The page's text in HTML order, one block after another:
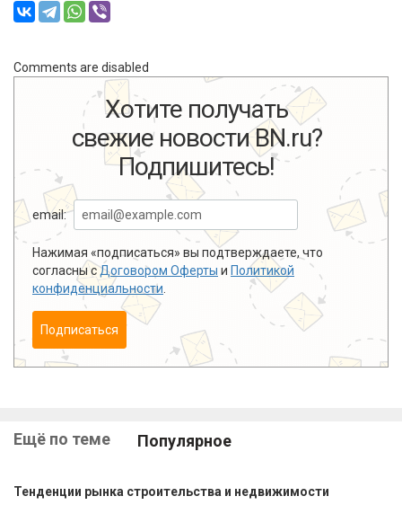
Comments are disabled
Хотите получать
свежие новости BN.ru?
Подпишитесь!
email:
Нажимая «подписаться» вы подтверждаете, что
согласны сДоговором Оферты и Политикой
конфиденциальности
Подписаться
Ещё по теме Популярное
Тенденции рынка строительства и недвижимости